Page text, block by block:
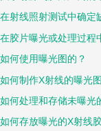
在射线照射测试中确定
在胶片曝光或处理过程
如何使用曝光图的？
如何制作X射线的曝光
如何处理和存储未曝光
如何存放曝光的X射线